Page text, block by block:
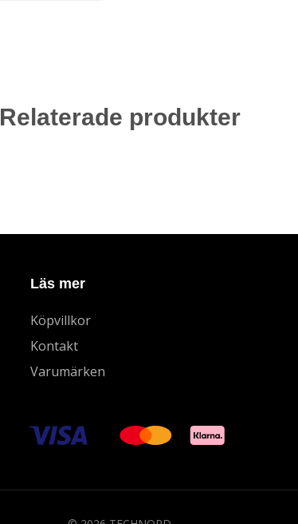
Relaterade produkter
Läs mer
Köpvillkor
Kontakt
Varumärken